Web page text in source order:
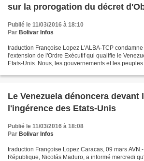
sur la prorogation du décret
Publié le 11/03/2016 à 18:10
Par Bolivar Infos
traduction Françoise Lopez L'ALBA-TCP
l'extension de l'Ordre Exécutif qui qualifie le
Etats-Unis. Nous, les gouvernements et les
Le Venezuela dénoncera devant
l'ingérence des Etats-Unis
Publié le 11/03/2016 à 18:08
Par Bolivar Infos
traduction Françoise Lopez Caracas, 09 mars
République, Nicolás Maduro, a informé mercredi